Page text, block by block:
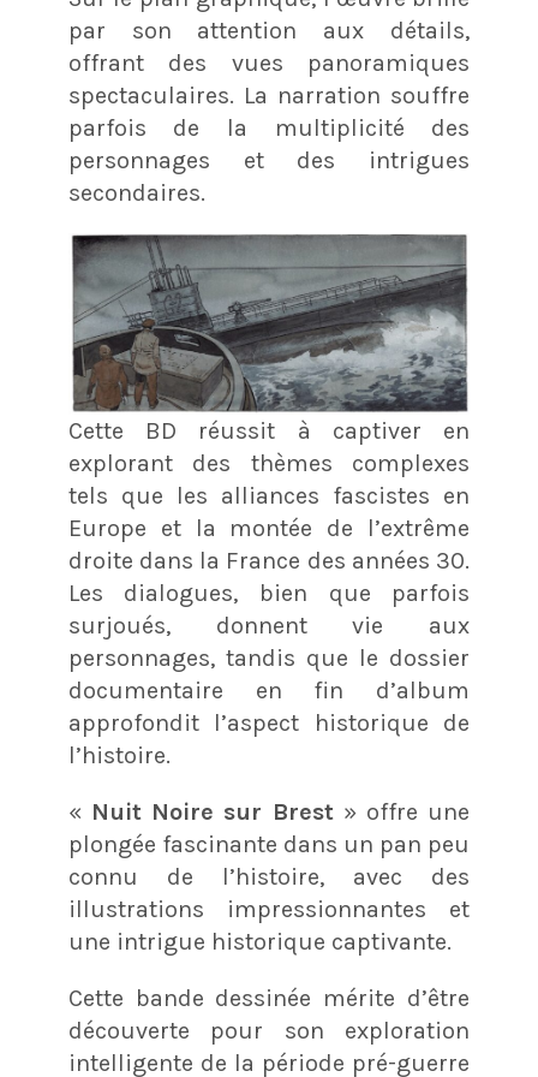
par son attention aux détails,
offrant des vues panoramiques
spectaculaires. La narration souffre
parfois de la multiplicité des
personnages et des intrigues
secondaires.
Cette BD réussit à captiver en
explorant des thèmes complexes
tels que les alliances fascistes en
Europe et la montée de l’extrême
droite dans la France des années 30.
Les dialogues, bien que parfois
surjoués, donnent vie aux
personnages, tandis que le dossier
documentaire en fin d’album
approfondit l’aspect historique de
l’histoire.
« Nuit Noire sur Brest» offre une
plongée fascinante dans un pan peu
connu de l’histoire, avec des
illustrations impressionnantes et
une intrigue historique captivante.
Cette bande dessinée mérite d’être
découverte pour son exploration
intelligente de la période pré-guerre